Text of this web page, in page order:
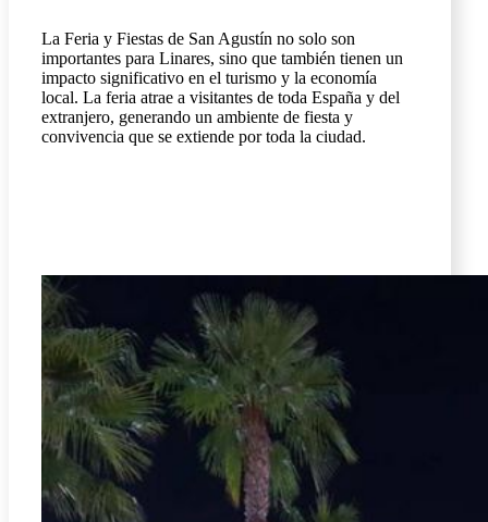
La Feria y Fiestas de San Agustín no solo son
importantes para Linares, sino que también tienen un
impacto significativo en el turismo y la economía
local. La feria atrae a visitantes de toda España y del
extranjero, generando un ambiente de fiesta y
convivencia que se extiende por toda la ciudad.